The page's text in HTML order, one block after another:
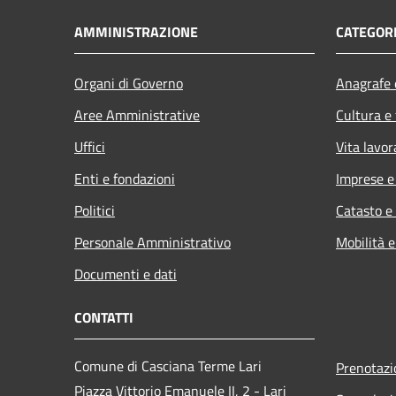
AMMINISTRAZIONE
Organi di Governo
Aree Amministrative
Uffici
Enti e fondazioni
Politici
Personale Amministrativo
Documenti e dati
Cultura
Vita
Imprese
Catasto
Mobilità
CONTATTI
Comune di Casciana Terme Lari
Piazza Vittorio Emanuele II, 2 - Lari